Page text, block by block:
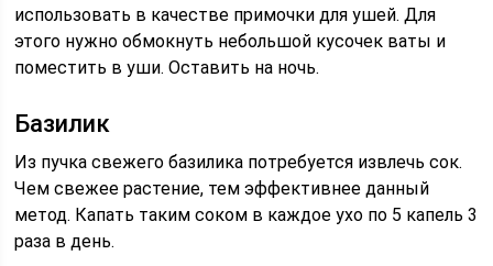
использовать в качестве примочки для ушей. Для
этого нужно обмокнуть небольшой кусочек ваты и
поместить в уши. Оставить на ночь.
Базилик
Из пучка свежего базилика потребуется извлечь сок.
Чем свежее растение, тем эффективнее данный
метод. Капать таким соком в каждое ухо по 5 капель 3
раза в день.